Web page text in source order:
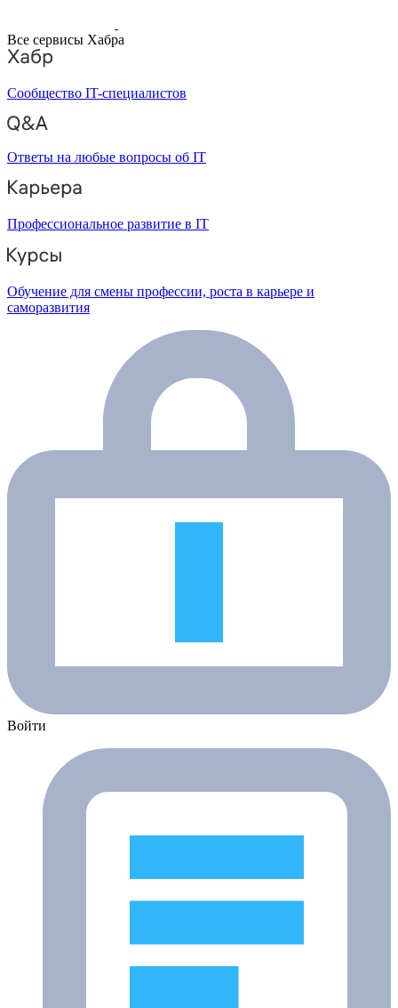
Все сервисы Хабра
Сообщество IT-специалистов
Ответы на любые вопросы об IT
Профессиональное развитие в IT
Обучение для смены профессии, роста в карьере и
саморазвития
Войти